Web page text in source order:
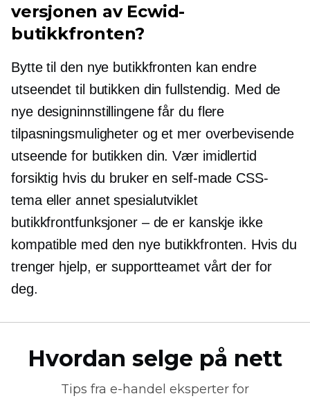
versjonen av Ecwid-
butikkfronten?
Bytte til den nye butikkfronten kan endre
utseendet til butikken din fullstendig. Med de
nye designinnstillingene får du flere
tilpasningsmuligheter og et mer overbevisende
utseende for butikken din. Vær imidlertid
forsiktig hvis du bruker enself-made CSS-
tema eller annetspesialutviklet
butikkfrontfunksjoner – de er kanskje ikke
kompatible med den nye butikkfronten. Hvis du
trenger hjelp, er supportteamet vårt der for
deg.
Hvordan selge på nett
Tips fra e-handel eksperter for